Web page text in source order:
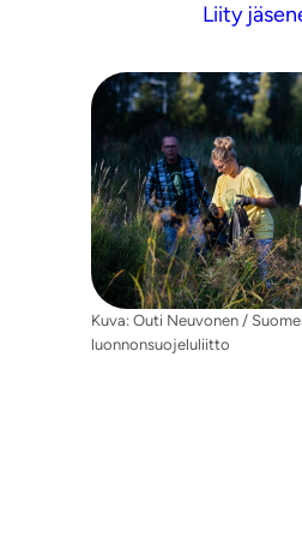
Kuva: Outi Neuvonen /
luonnonsuojeluliitto
Liity